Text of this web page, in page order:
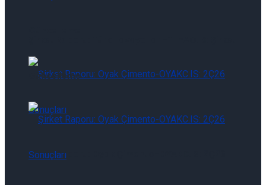
Şirket Raporu: Oyak Çimento-OYAKC.IS: 2Ç26
Güncelleme